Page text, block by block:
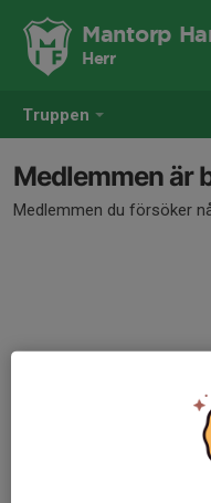
Truppen
Mantorp
Herr
Medlemmen är
Medlemmen du försöker